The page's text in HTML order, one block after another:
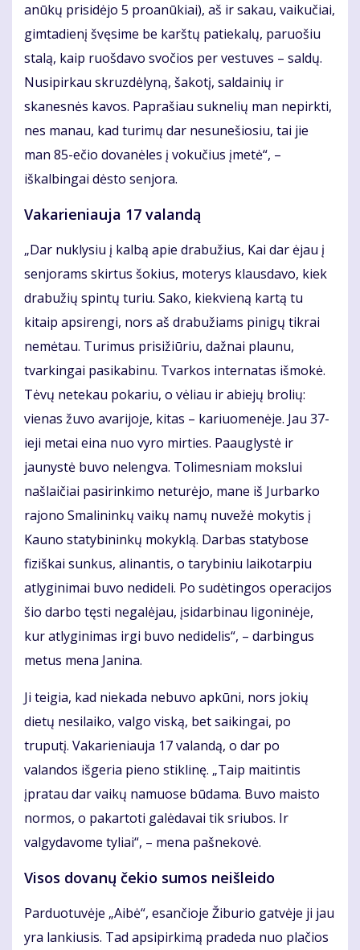
anūkų prisidėjo 5 proanūkiai), aš ir sakau, vaikučiai,
gimtadienį švęsime be karštų patiekalų, paruošiu
stalą, kaip ruošdavo svočios per vestuves – saldų.
Nusipirkau skruzdėlyną, šakotį, saldainių ir
skanesnės kavos. Paprašiau suknelių man nepirkti,
nes manau, kad turimų dar nesunešiosiu, tai jie
man 85-ečio dovanėles į vokučius įmetė“, –
iškalbingai dėsto senjora.
Vakarieniauja 17 valandą
„Dar nuklysiu į kalbą apie drabužius, Kai dar ėjau į
senjorams skirtus šokius, moterys klausdavo, kiek
drabužių spintų turiu. Sako, kiekvieną kartą tu
kitaip apsirengi, nors aš drabužiams pinigų tikrai
nemėtau. Turimus prisižiūriu, dažnai plaunu,
tvarkingai pasikabinu. Tvarkos internatas išmokė.
Tėvų netekau pokariu, o vėliau ir abiejų brolių:
vienas žuvo avarijoje, kitas – kariuomenėje. Jau 37-
ieji metai eina nuo vyro mirties. Paauglystė ir
jaunystė buvo nelengva. Tolimesniam mokslui
našlaičiai pasirinkimo neturėjo, mane iš Jurbarko
rajono Smalininkų vaikų namų nuvežė mokytis į
Kauno statybininkų mokyklą. Darbas statybose
fiziškai sunkus, alinantis, o tarybiniu laikotarpiu
atlyginimai buvo nedideli. Po sudėtingos operacijos
šio darbo tęsti negalėjau, įsidarbinau ligoninėje,
kur atlyginimas irgi buvo nedidelis“, – darbingus
metus mena Janina.
Ji teigia, kad niekada nebuvo apkūni, nors jokių
dietų nesilaiko, valgo viską, bet saikingai, po
truputį. Vakarieniauja 17 valandą, o dar po
valandos išgeria pieno stiklinę. „Taip maitintis
įpratau dar vaikų namuose būdama. Buvo maisto
normos, o pakartoti galėdavai tik sriubos. Ir
valgydavome tyliai“, – mena pašnekovė.
Visos dovanų čekio sumos neišleido
Parduotuvėje „Aibė“, esančioje Žiburio gatvėje ji jau
yra lankiusis. Tad apsipirkimą pradeda nuo plačios